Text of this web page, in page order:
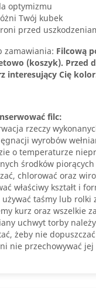
optymizmu
Twój kubek
przed
zamawiania: Filcową
(koszyk). Przed
interesujący Cię
filc:
rzeczy
wyrobów
o temperaturze
środków
chlorować oraz
właściwy kształt i
używać taśmy lub
kurz oraz wszelkie
uchwyt torby
żeby nie
nie przechowywać jej